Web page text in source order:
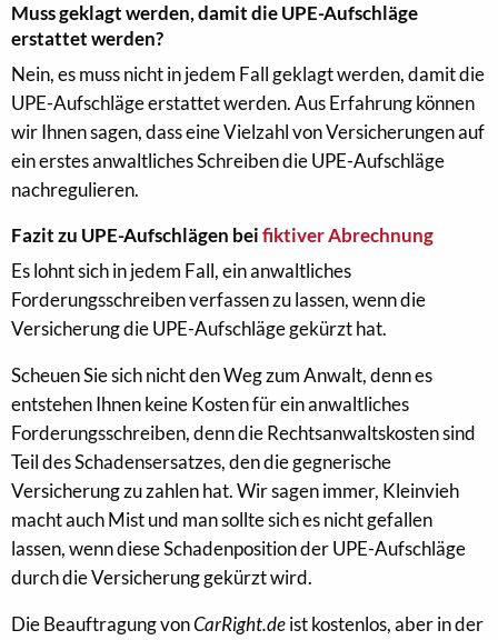
Muss geklagt werden, damit die UPE-Aufschläge
erstattet werden?
Nein, es muss nicht in jedem Fall geklagt werden, damit die
UPE-Aufschläge erstattet werden. Aus Erfahrung können
wir Ihnen sagen, dass eine Vielzahl von Versicherungen auf
ein erstes anwaltliches Schreiben die UPE-Aufschläge
nachregulieren.
Fazit zu UPE-Aufschlägen beifiktiver Abrechnung
Es lohnt sich in jedem Fall, ein anwaltliches
Forderungsschreiben verfassen zu lassen, wenn die
Versicherung die UPE-Aufschläge gekürzt hat.
Scheuen Sie sich nicht den Weg zum Anwalt, denn es
entstehen Ihnen keine Kosten für ein anwaltliches
Forderungsschreiben, denn die Rechtsanwaltskosten sind
Teil des Schadensersatzes, den die gegnerische
Versicherung zu zahlen hat. Wir sagen immer, Kleinvieh
macht auch Mist und man sollte sich es nicht gefallen
lassen, wenn diese Schadenposition der UPE-Aufschläge
durch die Versicherung gekürzt wird.
Die Beauftragung vonCarRight.deist kostenlos, aber in der